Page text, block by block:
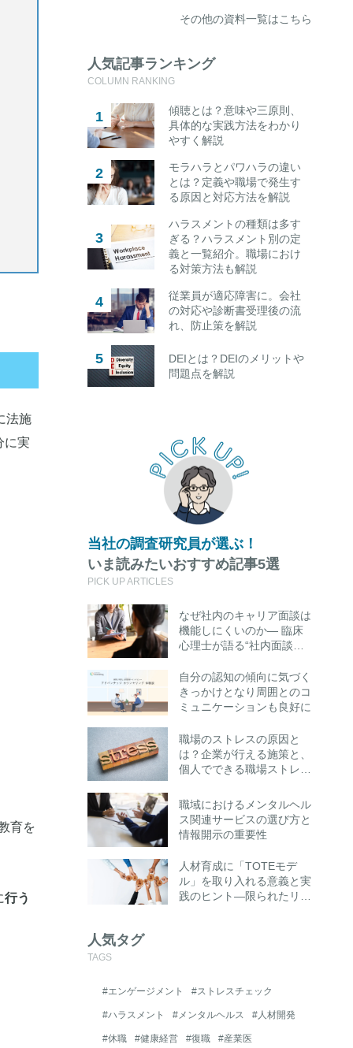
法施
に実
育を
行う
その他の資料一覧はこちら
人気記事ランキング
COLUMN RANKING
傾聴とは？意味や三原則、
具体的な実践方法をわかり
やすく解説
モラハラとパワハラの違い
とは？定義や職場で発生す
る原因と対応方法を解説
ハラスメントの種類は多す
ぎる？ハラスメント別の定
義と一覧紹介。職場におけ
る対策方法も解説
従業員が適応障害に。会社
の対応や診断書受理後の流
れ、防止策を解説
DEIとは？DEIのメリットや
問題点を解説
当社の調査研究員が選ぶ！
いま読みたいおすすめ記事5選
PICK UP ARTICLES
なぜ社内のキャリア面談は
機能しにくいのか― 臨床
心理士が語る“社内面談の
ンセリング活用のポイント
自分の認知の傾向に気づく
きっかけとなり周囲とのコ
ミュニケーションも良好に
職場のストレスの原因と
は？企業が行える施策と、
個人でできる職場ストレス
職域におけるメンタルヘル
ス関連サービスの選び方と
情報開示の重要性
人材育成に「TOTEモデ
ル」を取り入れる意義と実
践のヒント―限られたリソ
人気タグ
TAGS
#エンゲージメント #ストレスチェック
#ハラスメント #メンタルヘルス #人材開発
#休職 #健康経営 #復職 #産業医